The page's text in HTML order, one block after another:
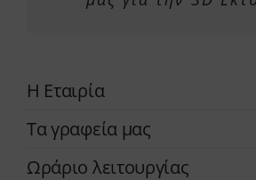
Η Εταιρία
Τα γραφεία μας
Ωράριο λειτουργίας